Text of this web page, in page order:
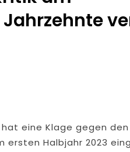
Finanzkontrolle
Osthessen
In Die Polizeiarbeit
BIEDENKOPF: Satz
Lauterbach Hat
eine Klage gegen den
Halbjahr 2023